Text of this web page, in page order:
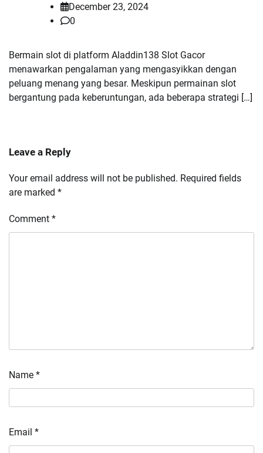
December 23, 2024
0
Bermain slot di platform Aladdin138 Slot Gacor
menawarkan pengalaman yang mengasyikkan dengan
peluang menang yang besar. Meskipun permainan slot
bergantung pada keberuntungan, ada beberapa strategi […]
Leave a Reply
Your email address will not be published. Required fields
are marked *
Comment *
Name *
Email *